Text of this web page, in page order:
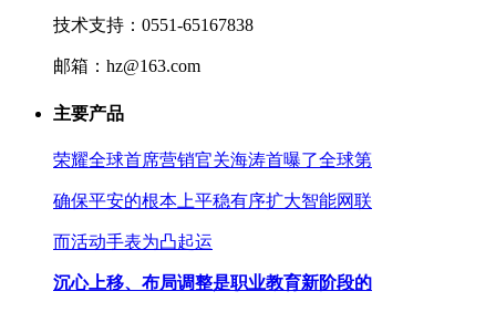
技术支持：0551-65167838
邮箱：hz@163.com
主要产品
荣耀全球首席营销官关海涛首曝了全球第
确保平安的根本上平稳有序扩大智能网联
而活动手表为凸起运
沉心上移、布局调整是职业教育新阶段的